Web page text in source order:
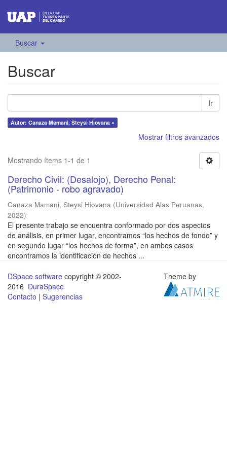
Buscar
Buscar
Ir
Autor: Canaza Mamani, Steysi Hiovana ×
Mostrar filtros avanzados
Mostrando ítems 1-1 de 1
Derecho Civil: (Desalojo), Derecho Penal:
(Patrimonio - robo agravado)
Canaza Mamani, Steysi Hiovana (Universidad Alas Peruanas,
2022)
El presente trabajo se encuentra conformado por dos aspectos
de análisis, en primer lugar, encontramos “los hechos de fondo” y
en segundo lugar “los hechos de forma”, en ambos casos
encontramos la identificación de hechos ...
DSpace software copyright © 2002-
2016 DuraSpace
Contacto | Sugerencias
Theme by